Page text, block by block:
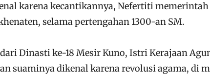
karena kecantikannya, Nefertiti memerintah
selama pertengahan 1300-an SM.
Dinasti ke-18 Mesir Kuno, Istri Kerajaan
suaminya dikenal karena revolusi agama, di